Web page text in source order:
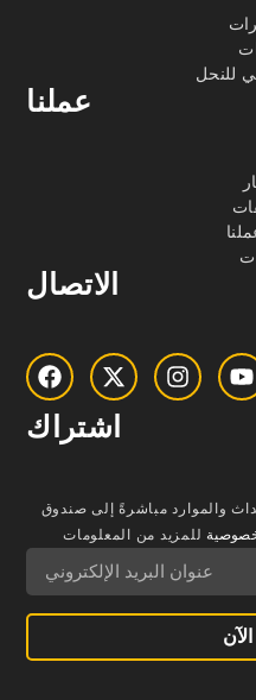
للنحل
عملنا
الاتصال
اشتراك
والموارد مباشرةً إلى صندوق